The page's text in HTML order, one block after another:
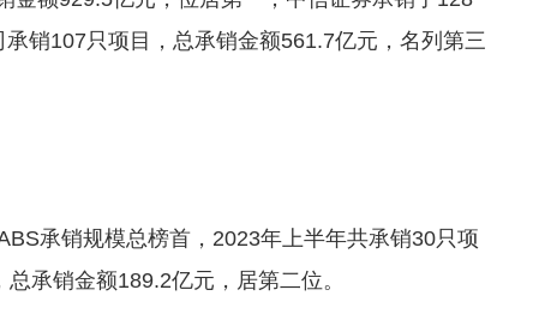
销107只项目，总承销金额561.7亿元，名列第三
承销规模总榜首，2023年上半年共承销30只项
承销金额189.2亿元，居第二位。